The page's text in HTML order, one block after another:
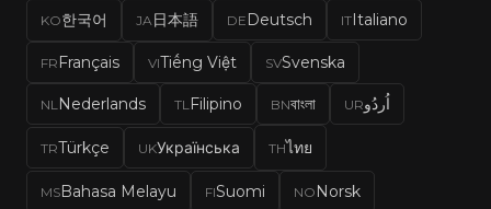
KO한국어 JA 日本語 DE Deutsch ITItaliano
FR Français VITiếng Việt SVSvenska
NL Nederlands TL Filipino BNবাংলা URاُردُو
TRTürkçe UKУкраїнська THไทย
MSBahasa Melayu FISuomi NO Norsk